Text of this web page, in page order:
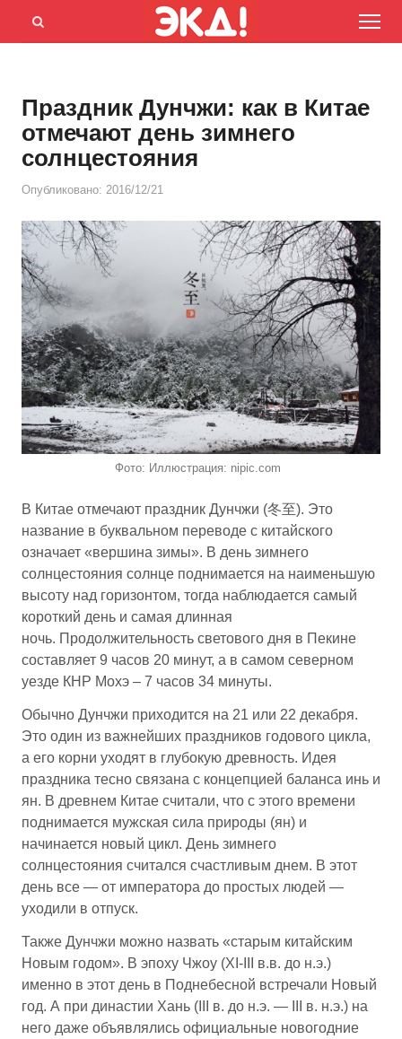
Menu
Открыть
Праздник Дунчжи: как в Китае
отмечают день зимнего
солнцестояния
Опубликовано: 2016/12/21
Фото: Иллюстрация: nipic.com
В Китае отмечают праздник Дунчжи (冬至). Это
название в буквальном переводе с китайского
означает «вершина зимы». В день зимнего
солнцестояния солнце поднимается на наименьшую
высоту над горизонтом, тогда наблюдается самый
короткий день и самая длинная
ночь. Продолжительность светового дня в Пекине
составляет 9 часов 20 минут, а в самом северном
уезде КНР Мохэ – 7 часов 34 минуты.
Обычно Дунчжи приходится на 21 или 22 декабря.
Это один из важнейших праздников годового цикла,
а его корни уходят в глубокую древность. Идея
праздника тесно связана с концепцией баланса инь и
ян. В древнем Китае считали, что с этого времени
поднимается мужская сила природы (ян) и
начинается новый цикл. День зимнего
солнцестояния считался счастливым днем. В этот
день все — от императора до простых людей —
уходили в отпуск.
Также Дунчжи можно назвать «старым китайским
Новым годом». В эпоху Чжоу (XI-III в.в. до н.э.)
именно в этот день в Поднебесной встречали Новый
год. А при династии Хань (III в. до н.э. — III в. н.э.) на
него даже объявлялись официальные новогодние